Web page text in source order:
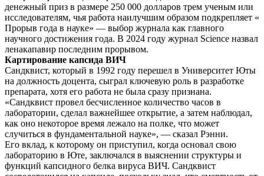
денежный приз в размере 250 000 долларов трем ученым или
исследователям, чья работа наилучшим образом подкрепляет «
Прорыв года в науке» — выбор журнала как главного
научного достижения года. В 2024 году журнал Science назвал
ленакапавир последним прорывом.
Картирование капсида ВИЧ
Сандквист, который в 1992 году перешел в Университет Юты
на должность доцента, сыграл ключевую роль в разработке
препарата, хотя его работа не была сразу признана.
«Сандквист провел бесчисленное количество часов в
лаборатории, сделал важнейшее открытие, а затем наблюдал,
как оно некоторое время лежало на полке, что может
случиться в фундаментальной науке», — сказал Рэнни.
Его вклад, к которому он приступил, когда основал свою
лабораторию в Юте, заключался в выяснении структуры и
функций капсидного белка вируса ВИЧ. Сандквист